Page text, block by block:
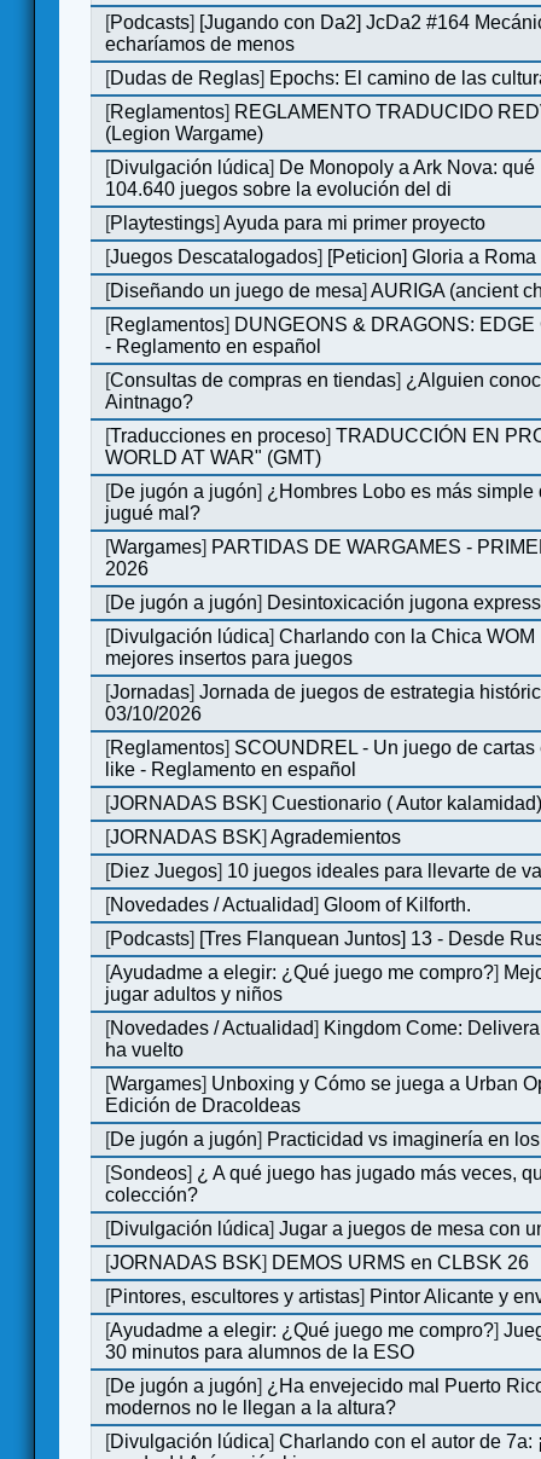
[Podcasts] [Jugando con Da2] JcDa2 #164
echaríamos de menos
[Dudas de Reglas] Epochs: El camino de las
[Reglamentos] REGLAMENTO TRADUCIDO
(Legion Wargame)
[Divulgación lúdica] De Monopoly a Ark Nova:
104.640 juegos sobre la evolución del di
[Playtestings]Ayuda para mi primer proyecto
[Juegos Descatalogados] [Peticion] Gloria a Roma
[Diseñando un juego de mesa]AURIGA (ancient
[Reglamentos] DUNGEONS & DRAGONS:
- Reglamento en español
[Consultas de compras en tiendas] ¿Alguien
Aintnago?
[Traducciones en proceso]TRADUCCIÓN EN
WORLD AT WAR" (GMT)
[De jugón a jugón] ¿Hombres Lobo es más simple
jugué mal?
[Wargames] PARTIDAS DE WARGAMES -
2026
[De jugón a jugón] Desintoxicación jugona express
[Divulgación lúdica]Charlando con la Chica WOM
mejores insertos para juegos
[Jornadas]Jornada de juegos de estrategia
03/10/2026
[Reglamentos] SCOUNDREL - Un juego de
like - Reglamento en español
[JORNADAS BSK]Cuestionario ( Autor
[JORNADAS BSK]Agrademientos
[Diez Juegos] 10 juegos ideales para llevarte de
[Novedades / Actualidad]Gloom of Kilforth.
[Podcasts] [Tres Flanquean Juntos] 13 - Desde
[Ayudadme a elegir: ¿Qué juego me compro?]
jugar adultos y niños
[Novedades / Actualidad] Kingdom Come:
ha vuelto
[Wargames] Unboxing y Cómo se juega a Urban
Edición de DracoIdeas
[De jugón a jugón] Practicidad vs imaginería en
[Sondeos] ¿ A qué juego has jugado más veces,
colección?
[Divulgación lúdica]Jugar a juegos de mesa con
[JORNADAS BSK] DEMOS URMS en CLBSK 26
[Pintores, escultores y artistas] Pintor Alicante y
[Ayudadme a elegir: ¿Qué juego me compro?]
30 minutos para alumnos de la ESO
[De jugón a jugón] ¿Ha envejecido mal Puerto
modernos no le llegan a la altura?
[Divulgación lúdica]Charlando con el autor de 7a: